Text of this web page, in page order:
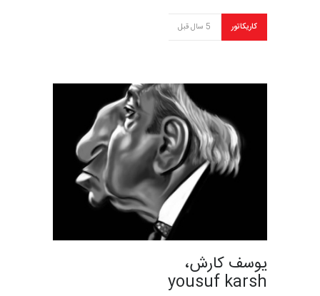
کاریکاتور 5 سال قبل
یوسف کارش،
yousuf karsh